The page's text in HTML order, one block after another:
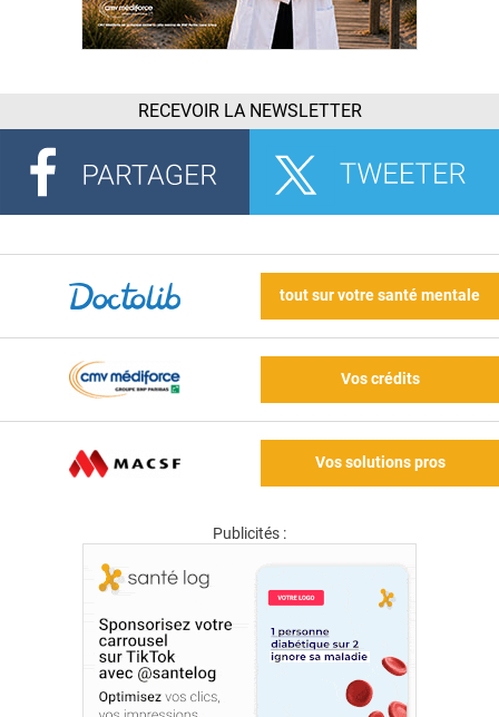
RECEVOIR LA NEWSLETTER
tout sur votre santé mentale
Vos crédits
Vos solutions pros
Publicités :